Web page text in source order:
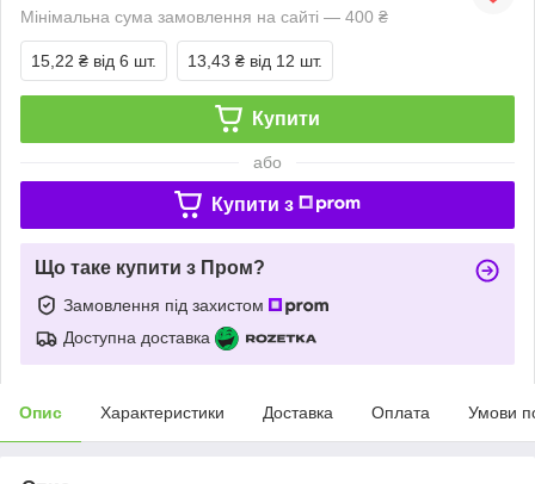
Мінімальна сума замовлення на сайті — 400 ₴
15,22 ₴ від 6 шт. 13,43 ₴ від 12 шт.
Купити
або
Купити з
Що таке купити з Пром?
Замовлення під захистом
Доступна доставка
Опис Характеристики Доставка Оплата Умови